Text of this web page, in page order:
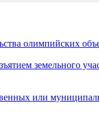
олимпийских
земельного
или